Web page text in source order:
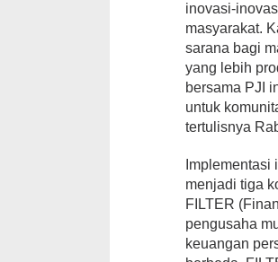
inovasi-
masyarakat.
sarana bagi
yang lebih
bersama PJI
untuk
tertulisnya
Implementasi
menjadi tiga
FILTER
pengusaha
keuangan